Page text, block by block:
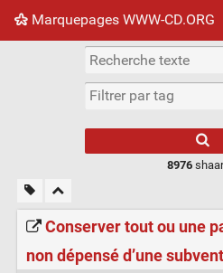
Marquepages WWW-CD.ORG
Nuage de tags Mur d'images
8976
Conserver tout ou une
non dépensé d’une